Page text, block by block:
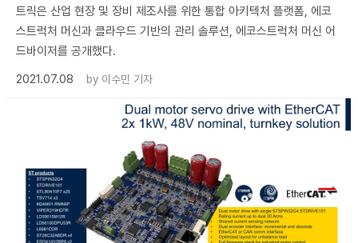
트릭은 산업 현장 및 장비 제조사를 위한 통합 아키텍처 플랫폼, 에코
스트럭처 머신과 클라우드 기반의 관리 솔루션, 에코스트럭처 머신 어
드바이저를 공개했다.
2021.07.08
by 이수민 기자